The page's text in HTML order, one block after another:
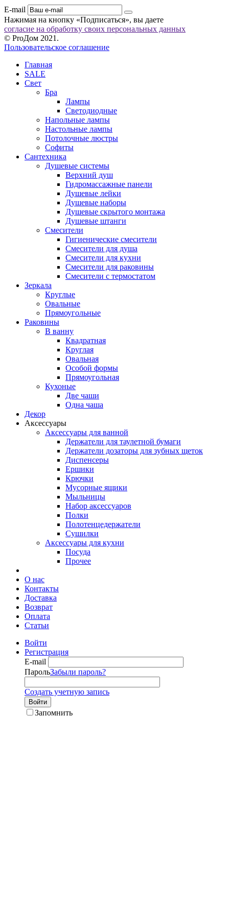
E-mail
Нажимая на кнопку «Подписаться», вы даете
согласие на обработку своих персональных данных
© ProДом 2021.
Пользовательское соглашение
Главная
SALE
Свет
Бра
Лампы
Светодиодные
Напольные лампы
Настольные лампы
Потолочные люстры
Софиты
Сантехника
Душевые системы
Верхний душ
Гидромассажные панели
Душевые лейки
Душевые наборы
Душевые скрытого монтажа
Душевые штанги
Смесители
Гигиенические смесители
Смесители для душа
Смесители для кухни
Смесители для раковины
Смесители с термостатом
Зеркала
Круглые
Овальные
Прямоугольные
Раковины
В ванну
Квадратная
Круглая
Овальная
Особой формы
Прямоугольная
Кухоные
Две чаши
Одна чаша
Декор
Аксессуары
Аксессуары для ванной
Держатели для таулетной бумаги
Держатели дозаторы для зубных щеток
Диспенсеры
Ершики
Крючки
Мусорные ящики
Мыльницы
Набор аксессуаров
Полки
Полотенцедержатели
Сушилки
Аксессуары для кухни
Посуда
Прочее
О нас
Контакты
Доставка
Возврат
Оплата
Статьи
Войти
Регистрация
E-mail
ПарольЗабыли пароль?
Создать учетную запись
Войти
Запомнить